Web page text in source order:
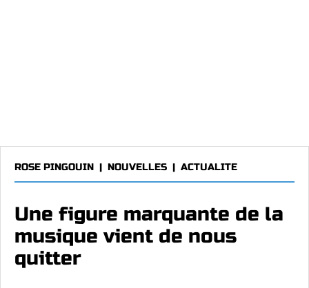
ROSE PINGOUIN | NOUVELLES | ACTUALITE
Une figure marquante de la
musique vient de nous
quitter